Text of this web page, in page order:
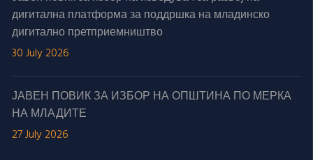
дигитална платформа за поддршка на младинско
дигитално претприемништво
30 July 2026
ЈАВЕН ПОВИК ЗА ИЗБОР НА ОПШТИНА ПО МЕРКА
НА МЛАДИТЕ
27 July 2026